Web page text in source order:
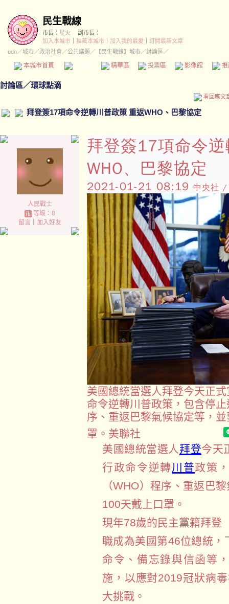
民生戰線
市長： 星火
副市長：
加入本城市
推薦本城市 加入我的最愛
訂閱最新文章
udn／城市／政治社會 ／公共議題 ／ 【民生戰線】城市／討論區／
本城市首頁 精華區 投票區 影像館
討論區／環球點滴
看回應文
拜登簽17項命令逆轉川普政策 重返WHO、巴黎協定
人民戰士
等級：8
留言｜ 加入好友
拜登簽17項命令
WHO、巴黎協定
2021-01-21 08:19 中央社 /
美國總統當選人拜登今天正
命令逆轉川普政策，包含停
序、重返巴黎氣候協定等，
罩。美聯社
美國總統當選人 拜登今天
行政命令逆轉 川普政策
（WHO）程序、重返巴
100天戴上口罩。
現年78歲的民主黨籍拜登
職成為美國第46位總統
命令、備忘錄與信函等
施，以應對2019冠狀病
大挑戰。